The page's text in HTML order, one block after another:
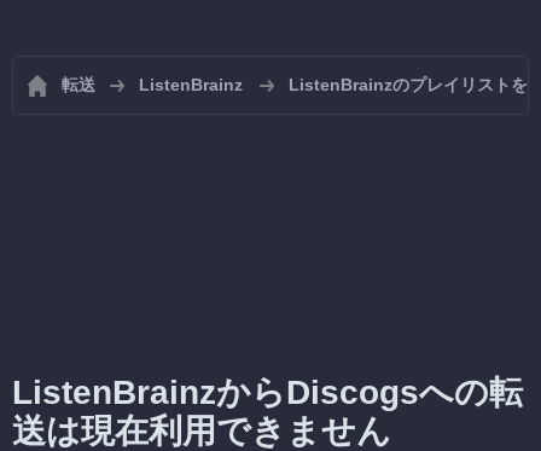
転送 ListenBrainz ListenBrainzのプレイリストを
ListenBrainzからDiscogsへの転
送は現在利用できません